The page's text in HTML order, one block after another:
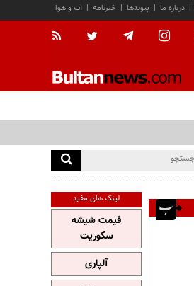
آب و هوا | خبرنامه | پیوندها | درباره ما |
لینک های مفید
قیمت شیشه
سکوریت
آلپاری